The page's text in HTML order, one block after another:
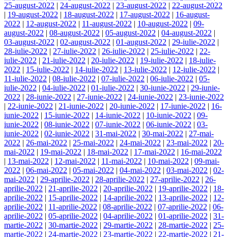
25-august-2022 | 24-august-2022 | 23-august-2022 | 22-august-2022
| 19-august-2022 | 18-august-2022 | 17-august-2022 | 16-august-
2022 | 12-august-2022 | 11-august-2022 | 10-august-2022 | 09-
august-2022 | 08-august-2022 | 05-august-2022 | 04-august-2022 |
03-august-2022 | 02-august-2022 | 01-august-2022 | 29-iulie-2022 |
28-iulie-2022 | 27-iulie-2022 | 26-iulie-2022 | 25-iulie-2022 | 22-
iulie-2022 | 21-iulie-2022 | 20-iulie-2022 | 19-iulie-2022 | 18-iulie-
2022 | 15-iulie-2022 | 14-iulie-2022 | 13-iulie-2022 | 12-iulie-2022 |
11-iulie-2022 | 08-iulie-2022 | 07-iulie-2022 | 06-iulie-2022 | 05-
iulie-2022 | 04-iulie-2022 | 01-iulie-2022 | 30-iunie-2022 | 29-iunie-
2022 | 28-iunie-2022 | 27-iunie-2022 | 24-iunie-2022 | 23-iunie-2022
| 22-iunie-2022 | 21-iunie-2022 | 20-iunie-2022 | 17-iunie-2022 | 16-
iunie-2022 | 15-iunie-2022 | 14-iunie-2022 | 10-iunie-2022 | 09-
iunie-2022 | 08-iunie-2022 | 07-iunie-2022 | 06-iunie-2022 | 03-
iunie-2022 | 02-iunie-2022 | 31-mai-2022 | 30-mai-2022 | 27-mai-
2022 | 26-mai-2022 | 25-mai-2022 | 24-mai-2022 | 23-mai-2022 | 20-
mai-2022 | 19-mai-2022 | 18-mai-2022 | 17-mai-2022 | 16-mai-2022
| 13-mai-2022 | 12-mai-2022 | 11-mai-2022 | 10-mai-2022 | 09-mai-
2022 | 06-mai-2022 | 05-mai-2022 | 04-mai-2022 | 03-mai-2022 | 02-
mai-2022 | 29-aprilie-2022 | 28-aprilie-2022 | 27-aprilie-2022 | 26-
aprilie-2022 | 21-aprilie-2022 | 20-aprilie-2022 | 19-aprilie-2022 | 18-
aprilie-2022 | 15-aprilie-2022 | 14-aprilie-2022 | 13-aprilie-2022 | 12-
aprilie-2022 | 11-aprilie-2022 | 08-aprilie-2022 | 07-aprilie-2022 | 06-
aprilie-2022 | 05-aprilie-2022 | 04-aprilie-2022 | 01-aprilie-2022 | 31-
martie-2022 | 30-martie-2022 | 29-martie-2022 | 28-martie-2022 | 25-
martie-2022 | 24-martie-2022 | 23-martie-2022 | 22-martie-2022 | 21-